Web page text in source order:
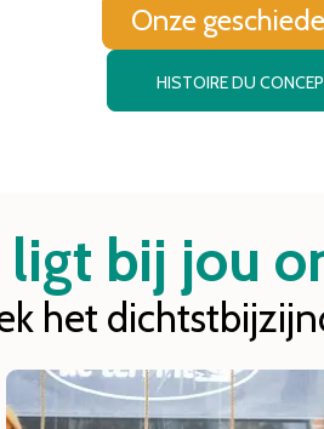
Onze
HISTOIRE DU
ligt bij jou
het